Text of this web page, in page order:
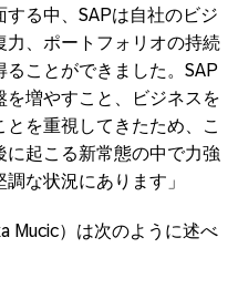
る中、SAPは自社のビジ
力、ポートフォリオの持続
ことができました。SAP
増やすこと、ビジネスを
を重視してきたため、こ
起こる新常態の中で力強
な状況にあります」
Mucic）は次のように述べ